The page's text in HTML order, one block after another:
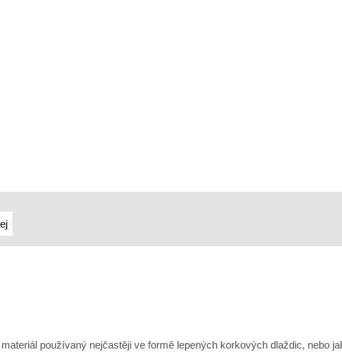
používaný nejčastěji ve formě lepených korkových dlaždic, nebo